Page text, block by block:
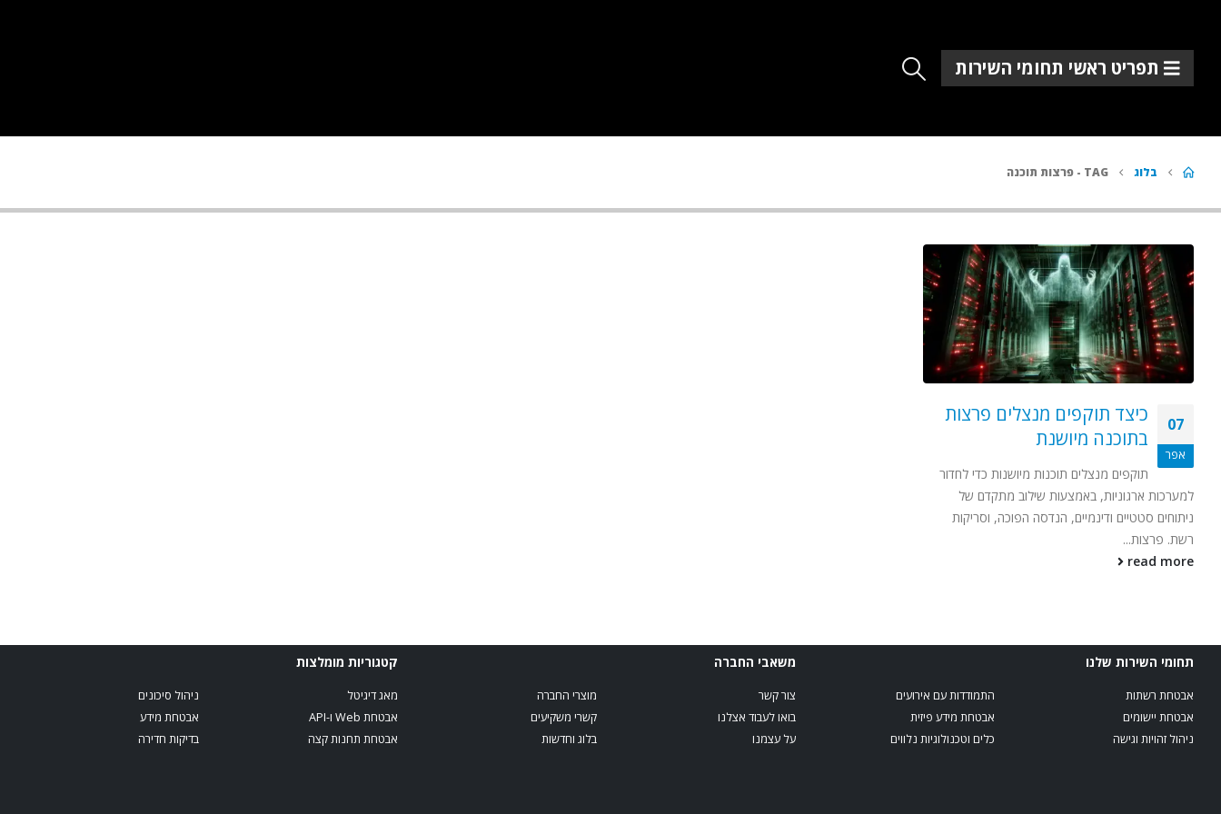
תפריט ראשי תחומי השירות
בלוג TAG - פרצות תוכנה
07
אפר
כיצד תוקפים מנצלים פרצות
בתוכנה מיושנת
תוקפים מנצלים תוכנות מיושנות כדי לחדור
למערכות ארגוניות, באמצעות שילוב מתקדם של
ניתוחים סטטיים ודינמיים, הנדסה הפוכה, וסריקות
רשת. פרצות...
read more
תחומי השירות שלנו
אבטחת רשתות
אבטחת יישומים
ניהול זהויות וגישה
התמודדות עם אירועים
אבטחת מידע פיזית
כלים וטכנולוגיות נלווים
משאבי החברה
צור קשר
בואו לעבוד אצלנו
על עצמנו
מוצרי החברה
קשרי משקיעים
בלוג וחדשות
קטגוריות מומלצות
מאג דיגיטל
אבטחת Web ו-API
אבטחת תחנות קצה
ניהול סיכונים
אבטחת מידע
בדיקות חדירה